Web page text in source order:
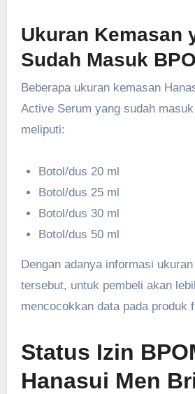
Ukuran Kemasan
Sudah Masuk
Beberapa ukuran kemasan
Active Serum yang sudah
meliputi:
Botol/dus 20 ml
Botol/dus 25 ml
Botol/dus 30 ml
Botol/dus 50 ml
Dengan adanya informasi
tersebut, untuk pembeli akan
mencocokkan data pada produk
Status Izin
Hanasui Men